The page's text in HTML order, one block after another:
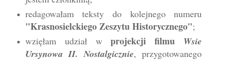
redagowałam teksty do kolejnego numeru
"Krasnosielckiego Zeszytu Historycznego";
wzięłam udział wprojekcji filmu Wsie
Ursynowa II. Nostalgicznie, przygotowanego